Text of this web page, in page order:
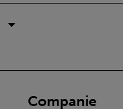
Companie